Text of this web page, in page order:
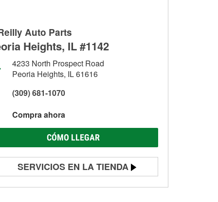
Auto Parts
Heights, IL #1142
4233 North Prospect Road
Peoria Heights, IL 61616
(309) 681-1070
Compra ahora
CÓMO LLEGAR
SERVICIOS EN LA TIENDA
Prueba de batería